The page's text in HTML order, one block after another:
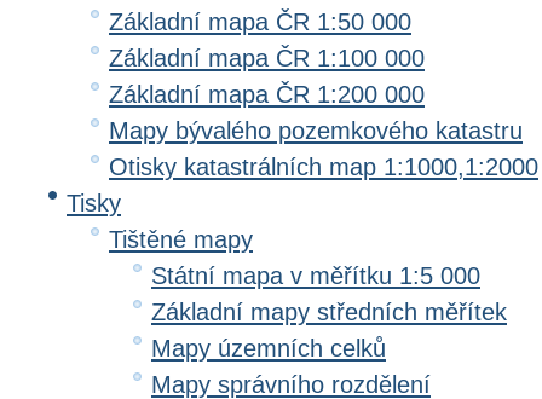
Základní mapa ČR 1:50 000
Základní mapa ČR 1:100 000
Základní mapa ČR 1:200 000
Mapy bývalého pozemkového katastru
Otisky katastrálních map 1:1000,1:2000
Tisky
Tištěné mapy
Státní mapa v měřítku 1:5 000
Základní mapy středních měřítek
Mapy územních celků
Mapy správního rozdělení